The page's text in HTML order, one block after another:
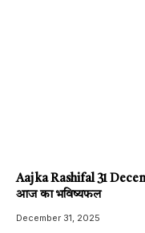
Aaj ka Rashifal 31
आज का भविष्यफल
December 31, 2025